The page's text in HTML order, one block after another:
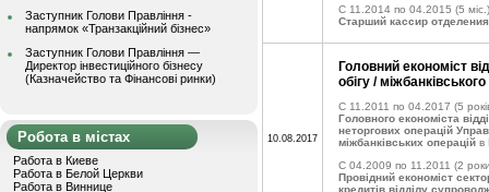
Заступник Голови Правління -
напрямок «Транзакційний бізнес»
Заступник Голови Правління —
Директор інвестиційного бізнесу
(Казначейство та Фінансові ринки)
Робота в містах
Работа в Киеве
Работа в Белой Церкви
Работа в Виннице
C 11.2014 по 04.2015 (5 міс.)
Старший кассир отделения
10.08.2017
Головний економіст
обігу / міжбанківського
C 11.2011 по 04.2017 (5
Головного економіста
неторгових операцій
міжбанківських операцій в
C 04.2009 по 11.2011 (2
Провідний економіст
кредитів відділу